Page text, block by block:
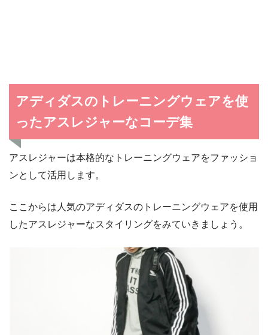
アディダスのトレーニングウェアを使
ったアスレジャーなコーデ集
アスレジャーは本格的なトレーニングウェアをファッショ
ンとして活用します。
ここからは人気のアディダスのトレーニングウェアを使用
したアスレジャーなスタイリングをみていきましょう。